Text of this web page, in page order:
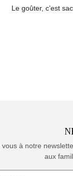
Le goûter, c’est
vous à notre
aux